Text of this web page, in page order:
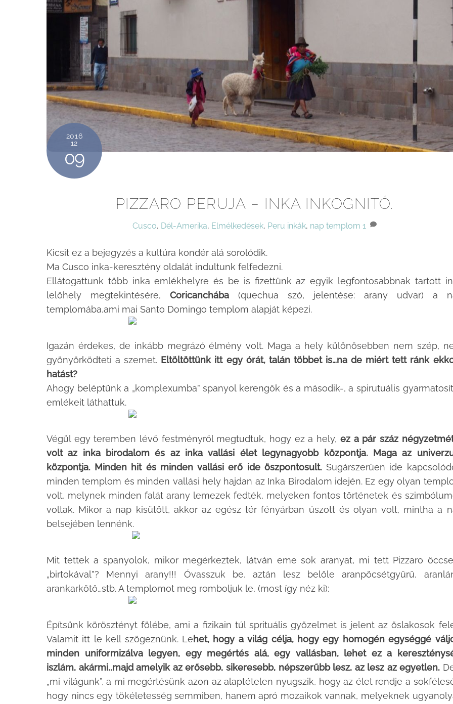
2016
12
09
PIZZARO PERUJA – INKA INKOGNITÓ.
Cusco, Dél-Amerika, Elmélkedések, Peru inkák, nap templom 1
Kicsit ez a bejegyzés a kultúra kondér alá sorolódik.
Ma Cusco inka-keresztény oldalát indultunk felfedezni.
Ellátogattunk több inka emlékhelyre és be is fizettünk az egyik legfontosabbnak tartott
lelőhely megtekintésére, Coricanchába(quechua szó, jelentése: arany udvar) a
templomába,ami mai Santo Domingo templom alapját képezi.
Igazán érdekes, de inkább megrázó élmény volt. Maga a hely különösebben nem szép,
gyönyörködteti a szemet. Eltöltöttünk itt egy órát, talán többet is…na de miért tett ránk
hatást?
Ahogy beléptünk a „komplexumba” spanyol kerengők és a második-, a spirutuális
emlékeit láthattuk.
Végül egy teremben lévő festményről megtudtuk, hogy ez a hely, ez a pár száz
volt az inka birodalom és az inka vallási élet legynagyobb központja. Maga az
központja. Minden hit és minden vallási erő ide öszpontosult.Sugárszerűen ide
minden templom és minden vallási hely hajdan az Inka Birodalom idején. Ez egy olyan
volt, melynek minden falát arany lemezek fedték, melyeken fontos történetek és
voltak. Mikor a nap kisütött, akkor az egész tér fényárban úszott és olyan volt, mintha a
belsejében lennénk.
Mit tettek a spanyolok, mikor megérkeztek, látván eme sok aranyat, mi tett Pizzaro
„birtokával”? Mennyi arany!!! Óvasszuk be, aztán lesz belőle aranpöcsétgyűrű,
arankarkötő…stb. A templomot meg romboljuk le, (most így néz ki):
Építsünk körösztényt fölébe, ami a fizikain túl sprituális győzelmet is jelent az őslakosok
Valamit itt le kell szögeznünk. Lehet, hogy a világ célja, hogy egy homogén egységgé
minden uniformizálva legyen, egy megértés alá, egy vallásban, lehet ez a
iszlám, akármi..majd amelyik az erősebb, sikeresebb, népszerűbb lesz, az lesz az egyetlen.
„mi világunk”, a mi megértésünk azon az alaptételen nyugszik, hogy az élet rendje a
hogy nincs egy tökéletesség semmiben, hanem apró mozaikok vannak, melyeknek